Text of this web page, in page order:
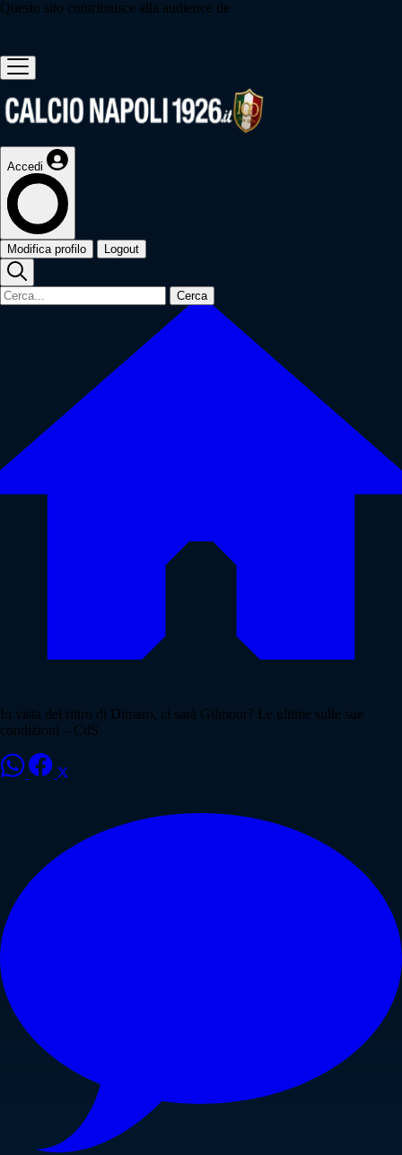
Questo sito contribuisce alla audience de
Accedi
Modifica profilo Logout
Cerca
In vista del ritiro di Dimaro, ci sarà Gilmour? Le ultime sulle sue
condizioni – CdS